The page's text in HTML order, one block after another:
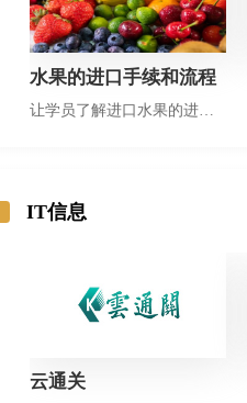
水果的进口手续和流程
让学员了解进口水果的进口流程及其注意事项
IT信息
云通关